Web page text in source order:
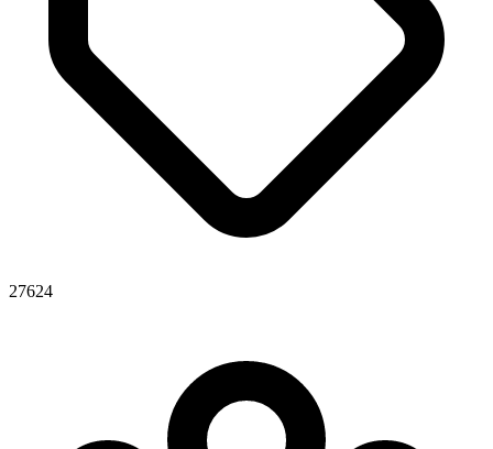
27624